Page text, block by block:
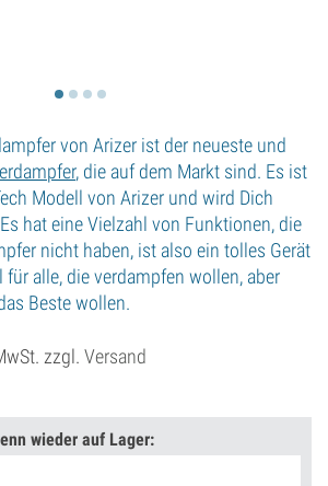
von Arizer ist der neueste und
, die auf dem Markt sind. Es ist
Modell von Arizer und wird Dich
hat eine Vielzahl von Funktionen, die
nicht haben, ist also ein tolles Gerät
für alle, die verdampfen wollen, aber
Beste wollen.
zzgl. Versand
wieder auf Lager: